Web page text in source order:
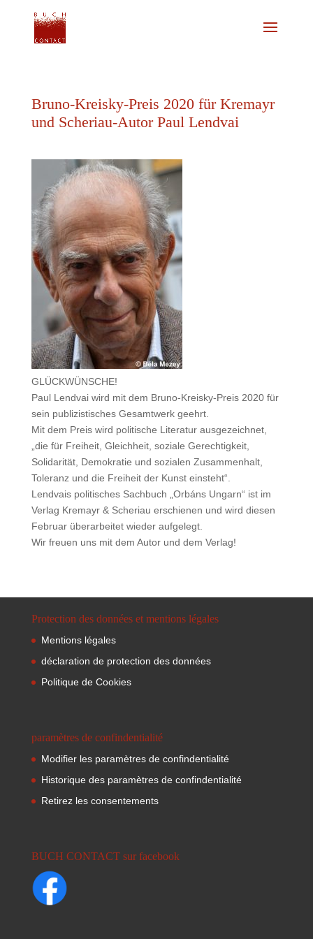
Bruno-Kreisky-Preis 2020 für Kremayr
und Scheriau-Autor Paul Lendvai
GLÜCKWÜNSCHE!
Paul Lendvai wird mit dem Bruno-Kreisky-Preis 2020 für
sein publizistisches Gesamtwerk geehrt.
Mit dem Preis wird politische Literatur ausgezeichnet,
„die für Freiheit, Gleichheit, soziale Gerechtigkeit,
Solidarität, Demokratie und sozialen Zusammenhalt,
Toleranz und die Freiheit der Kunst einsteht“.
Lendvais politisches Sachbuch „Orbáns Ungarn“ ist im
Verlag Kremayr & Scheriau erschienen und wird diesen
Februar überarbeitet wieder aufgelegt.
Wir freuen uns mit dem Autor und dem Verlag!
Protection des données et mentions légales
Mentions légales
déclaration de protection des données
Politique de Cookies
paramètres de confindentialité
Modifier les paramètres de confindentialité
Historique des paramètres de confindentialité
Retirez les consentements
BUCH CONTACT sur facebook